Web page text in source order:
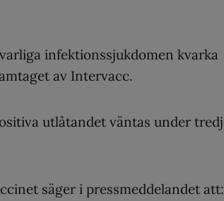
infektionssjukdomen kvarka
av Intervacc.
utlåtandet väntas under
säger i pressmeddelandet att: